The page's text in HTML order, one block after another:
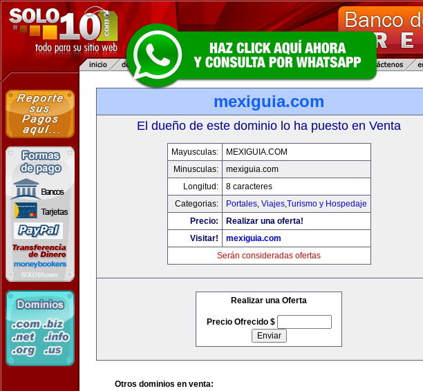
mexiguia.com
El dueño de este dominio lo ha puesto en Venta
Mayusculas:
MEXIGUIA.COM
Minusculas:
mexiguia.com
Longitud:
8 caracteres
Categorias:
Portales, Viajes,Turismo y Hospedaje
Precio:
Realizar una oferta!
Visitar!
mexiguia.com
Serán consideradas ofertas
Realizar una Oferta
Precio Ofrecido $
Otros dominios en venta: